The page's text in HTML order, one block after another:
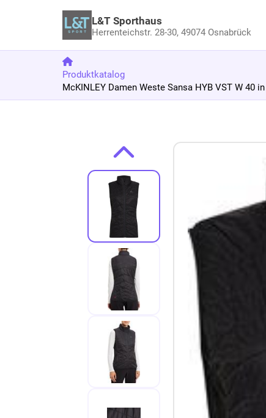
L&T Sporthaus
Herrenteichstr. 28-30,49074 Osnabrück
Produktkatalog
McKINLEY Damen Weste Sansa HYB VST W 40
Zur Produktbeschreibung springen